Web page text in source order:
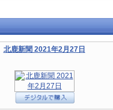
北鹿新聞 2021年2月27日